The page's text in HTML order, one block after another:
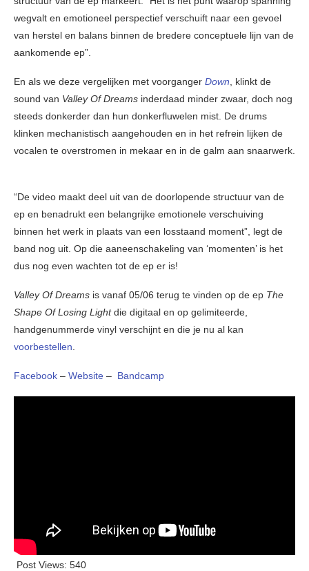
wegvalt en emotioneel perspectief verschuift naar een gevoel
van herstel en balans binnen de bredere conceptuele lijn van de
aankomende ep”.
En als we deze vergelijken met voorganger Down, klinkt de
sound van Valley Of Dreams inderdaad minder zwaar, doch nog
steeds donkerder dan hun donkerfluwelen mist. De drums
klinken mechanistisch aangehouden en in het refrein lijken de
vocalen te overstromen in mekaar en in de galm aan snaarwerk.
“De video maakt deel uit van de doorlopende structuur van de
ep en benadrukt een belangrijke emotionele verschuiving
binnen het werk in plaats van een losstaand moment”, legt de
band nog uit. Op die aaneenschakeling van ‘momenten’ is het
dus nog even wachten tot de ep er is!
Valley Of Dreams is vanaf 05/06 terug te vinden op de ep The
Shape Of Losing Lightdie digitaal en op gelimiteerde,
handgenummerde vinyl verschijnt en die je nu al kan
voorbestellen.
Facebook – Website – Bandcamp
Post Views: 540